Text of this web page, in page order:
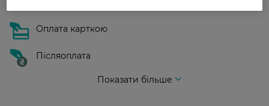
Оплата карткою
Післяоплата
Показати більше